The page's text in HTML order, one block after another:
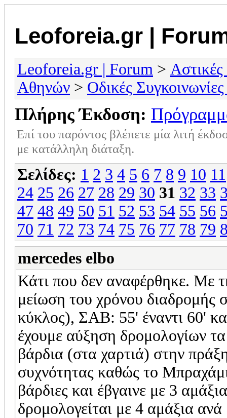
Leoforeia.gr |
Leoforeia.gr | Forum >
Αθηνών > Οδικές
Πλήρης Έκδοση:
Επί του παρόντος βλέπετε μία λιτή
με κατάλληλη διάταξη.
Σελίδες: 1 2 3 4 5 6 7 8 9 10 11
24 25 26 27 28 29 30 31 32 33
47 48 49 50 51 52 53 54 55 56
70 71 72 73 74 75 76 77 78 79
mercedes elbo
Κάτι που δεν αναφέρθηκε. Με
μείωση του χρόνου
κύκλος), ΣΑΒ: 55' έναντι 60'
έχουμε αύξηση δρομολογίων
βάρδια (στα χαρτιά) στην
συχνότητας καθώς το
βάρδιες και έβγαινε με 3
δρομολογείται με 4 αμάξια